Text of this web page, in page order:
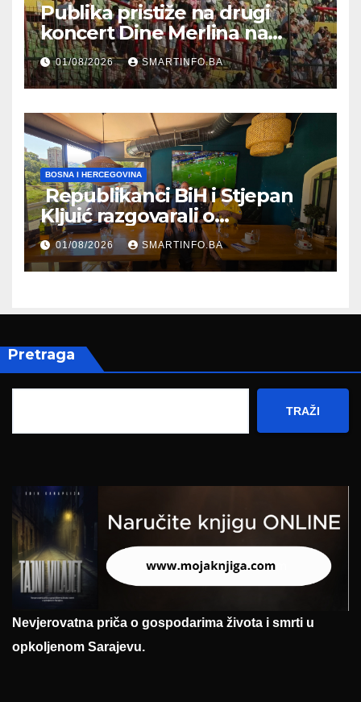
Publika pristiže na drugi
koncert Dine Merlina na
Koševu
01/08/2026 SMARTINFO.BA
BOSNA I HERCEGOVINA
Republikanci BiH i Stjepan
Kljuić razgovarali o
evropskom putu Bosne i
Hercegovine
01/08/2026 SMARTINFO.BA
Pretraga
TRAŽI
Nevjerovatna priča o gospodarima života i smrti u
opkoljenom Sarajevu.